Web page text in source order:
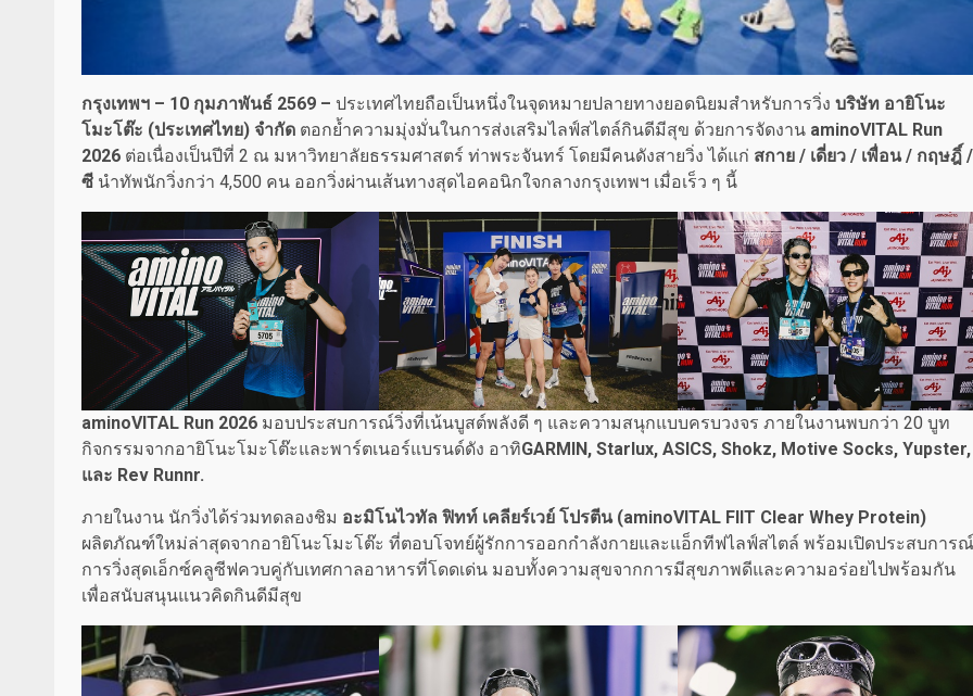
กรุงเทพฯ – 10 กุมภาพันธ์ 2569 – ประเทศไทยถือเป็นหนึ่งในจุดหมายปลายทางยอดนิยมสำหรับการวิ่ง บริษัท อายิโนะ
โมะโต๊ะ (ประเทศไทย) จำกัด ตอกย้ำความมุ่งมั่นในการส่งเสริมไลฟ์สไตล์กินดีมีสุข ด้วยการจัดงาน aminoVITAL Run
2026 ต่อเนื่องเป็นปีที่ 2 ณ มหาวิทยาลัยธรรมศาสตร์ ท่าพระจันทร์ โดยมีคนดังสายวิ่ง ได้แก่ สกาย / เดี่ยว / เพื่อน / กฤษฎิ์ /
ซี นำทัพนักวิ่งกว่า 4,500 คน ออกวิ่งผ่านเส้นทางสุดไอคอนิกใจกลางกรุงเทพฯ เมื่อเร็ว ๆ นี้
aminoVITAL Run 2026 มอบประสบการณ์วิ่งที่เน้นบูสต์พลังดี ๆ และความสนุกแบบครบวงจร ภายในงานพบกว่า 20 บูท
กิจกรรมจากอายิโนะโมะโต๊ะและพาร์ตเนอร์แบรนด์ดัง อาทิGARMIN, Starlux, ASICS, Shokz, Motive Socks, Yupster,
และ Rev Runnr.
ภายในงาน นักวิ่งได้ร่วมทดลองชิม อะมิโนไวทัล ฟิทท์ เคลียร์เวย์ โปรตีน (aminoVITAL FIIT Clear Whey Protein)
ผลิตภัณฑ์ใหม่ล่าสุดจากอายิโนะโมะโต๊ะ ที่ตอบโจทย์ผู้รักการออกกำลังกายและแอ็กทีฟไลฟ์สไตล์ พร้อมเปิดประสบการณ์
การวิ่งสุดเอ็กซ์คลูซีฟควบคู่กับเทศกาลอาหารที่โดดเด่น มอบทั้งความสุขจากการมีสุขภาพดีและความอร่อยไปพร้อมกัน
เพื่อสนับสนุนแนวคิดกินดีมีสุข